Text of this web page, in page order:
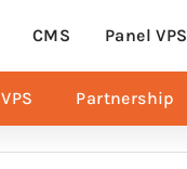
CMS Panel VPS
VPS Partnership